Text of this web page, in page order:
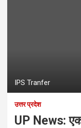
IPS Tranfer
उत्तर प्रदेश
UP News: